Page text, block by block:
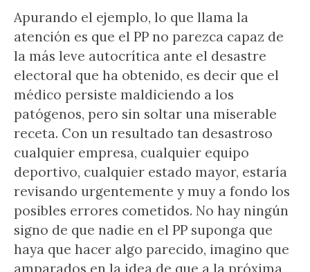
Apurando el ejemplo, lo que llama la
atención es que el PP no parezca capaz de
la más leve autocrítica ante el desastre
electoral que ha obtenido, es decir que el
médico persiste maldiciendo a los
patógenos, pero sin soltar una miserable
receta. Con un resultado tan desastroso
cualquier empresa, cualquier equipo
deportivo, cualquier estado mayor, estaría
revisando urgentemente y muy a fondo los
posibles errores cometidos. No hay ningún
signo de que nadie en el PP suponga que
haya que hacer algo parecido, imagino que
amparados en la idea de que a la próxima